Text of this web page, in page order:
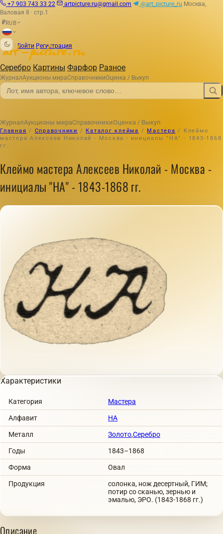
+7 903 743 33 22 artpicture.ru@gmail.com @art_picture_ru Москва,
Валовая 8 · стр.1
₽RUB
Войти Регистрация
Серебро Картины Фарфор Разное
ЖурналАукционы мираСправочникиОценка / Выкуп
ЖурналАукционы мираСправочникиОценка / Выкуп
Главная / Справочники / Каталог клейма / Мастера /
Клеймо
мастера Алексеев Николай - Москва - инициалы "НА" - 1843-1868
гг.
Клеймо мастера Алексеев Николай - Москва -
инициалы "НА" - 1843-1868 гг.
Характеристики
Категория Мастера
Алфавит НА
Металл Золото,Серебро
Годы 1843–1868
Форма Овал
Продукция
солонка, нож десертный, ГИМ;
потир со сканью, зернью и
эмалью, ЭРО. (1843-1868 гг.)
Описание